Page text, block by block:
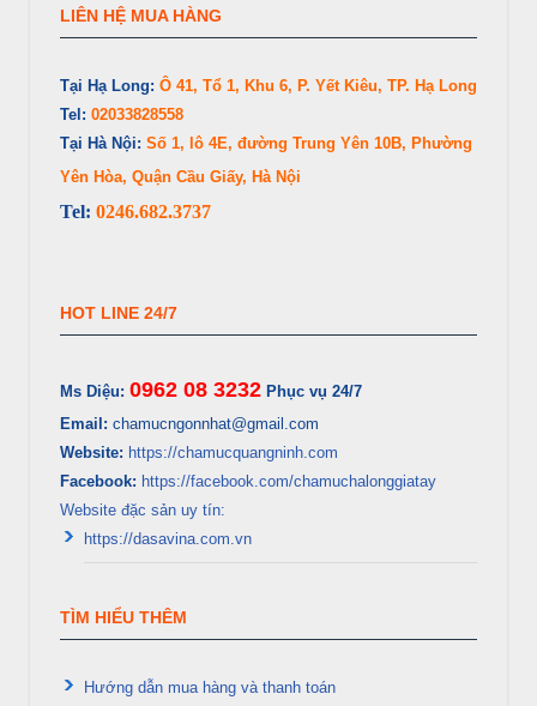
LIÊN HỆ MUA HÀNG
Tại Hạ Long: Ô 41, Tổ 1, Khu 6, P. Yết Kiêu, TP. Hạ Long
Tel: 02033828558
Tại Hà Nội: Số 1, lô 4E, đường Trung Yên 10B, Phường
Yên Hòa, Quận Cầu Giấy, Hà Nội
Tel: 0246.682.3737
HOT LINE 24/7
Ms Diệu: 0962 08 3232 Phục vụ 24/7
Email: chamucngonnhat@gmail.com
Website: https://chamucquangninh.com
Facebook: https://facebook.com/chamuchalonggiatay
Website đặc sản uy tín:
https://dasavina.com.vn
TÌM HIỂU THÊM
Hướng dẫn mua hàng và thanh toán